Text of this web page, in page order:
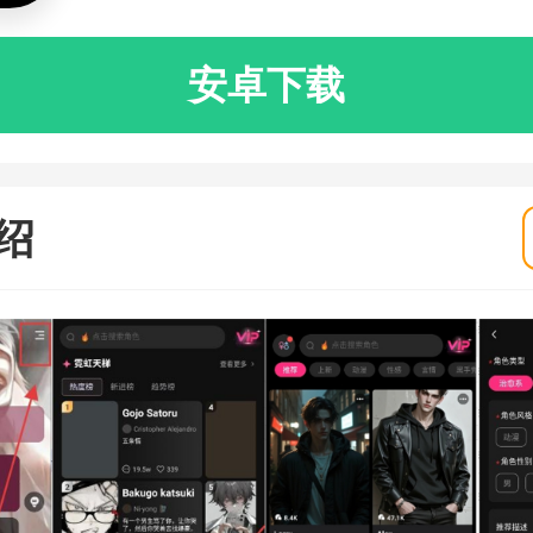
安卓下载